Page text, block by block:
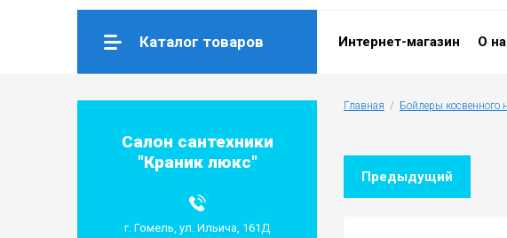
Каталог товаров Интернет-магазин О
Салон сантехники
"Краник люкс"
г. Гомель, ул. Ильича, 161Д
Главная
  /
Бойлеры косвенного
Предыдущий